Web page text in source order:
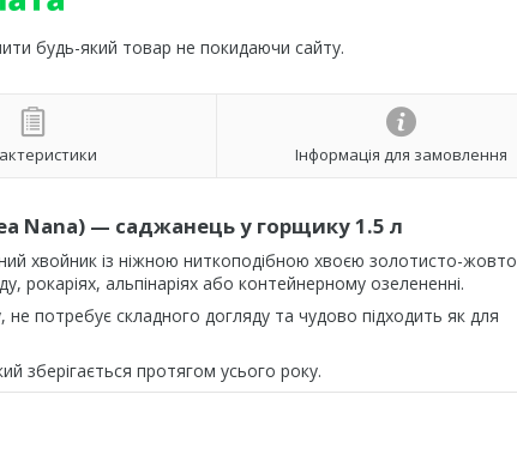
будь-який товар не покидаючи сайту.
Інформація для замовлення
Nana) — саджанець у горщику 1.5 л
хвойник із ніжною ниткоподібною хвоєю золотисто-
рокаріях, альпінаріях або контейнерному озелененні.
потребує складного догляду та чудово підходить як для
зберігається протягом усього року.